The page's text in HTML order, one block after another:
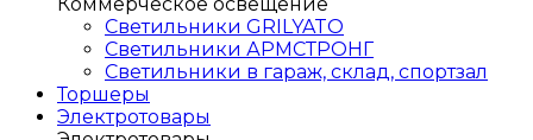
Светильники GRILYATO
Светильники АРМСТРОНГ
Светильники в гараж, склад, спортзал
Торшеры
Электротовары